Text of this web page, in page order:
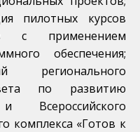
пилотных курсов
с применением
обеспечения;
регионального
по развитию
Всероссийского
комплекса «Готов к